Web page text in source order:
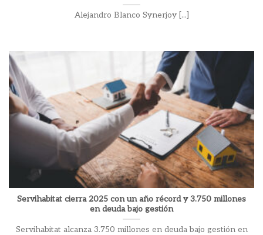
Alejandro Blanco Synerjoy [...]
Servihabitat cierra 2025 con un año récord y 3.750 millones
en deuda bajo gestión
Servihabitat alcanza 3.750 millones en deuda bajo gestión en